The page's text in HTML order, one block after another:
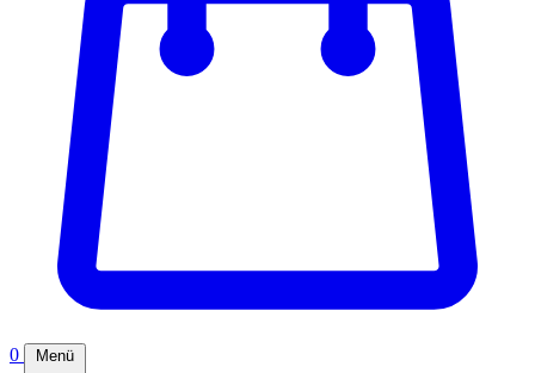
0 Menü